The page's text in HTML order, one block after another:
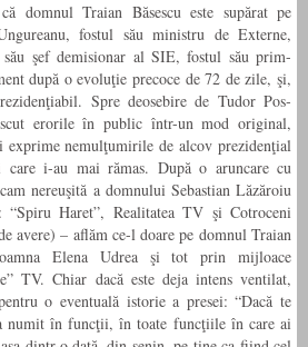
domnul Traian Băsescu este supărat pe
fostul său ministru de Externe,
şef demisionar al SIE, fostul său prim-
după o evoluţie precoce de 72 de zile, şi,
Spre deosebire de Tudor Pos­
erorile în public într-un mod original,
exprime nemulţumirile de alcov prezidenţial
i-au mai rămas. După o aruncare cu
nereuşită a domnului Sebastian Lăzăroiu
Haret”, Realitatea TV şi Cotroceni
avere) – aflăm ce-l doare pe domnul Traian
Elena Udrea şi tot prin mijloace
TV. Chiar dacă este deja intens ventilat,
o eventuală istorie a presei: “Dacă te
numit în funcţii, în toate funcţiile în care ai